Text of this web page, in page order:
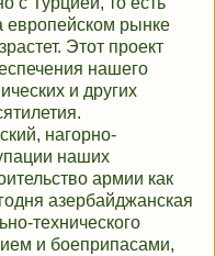
европейском рынке
Этот проект
нашего
и других
нагорно-
наших
армии как
азербайджанская
технического
и боеприпасами,